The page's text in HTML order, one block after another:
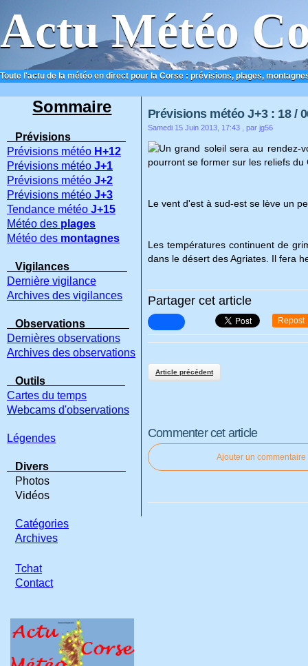
Actu Météo
Toute l'actu de la météo en direct pour la Corse : prévisions, plages,
ACCUEIL CONTACT
Prévisions météo J+3 : 18 /
Samedi 15 Juin 2013, 17:43 , par jg56
Un grand soleil sera au rendez-
pourront se former sur les reliefs du
Le vent d'est à sud-est se lève un
Les températures continuent de
dans le désert des Agriates. Il fera
Partager cet article
Repost
Article précédent
Commenter cet article
Ajouter un commentaire
Sommaire
Prévisions
Prévisions météo H+12
Prévisions météo J+1
Prévisions météo J+2
Prévisions météo J+3
Tendance météo J+15
Météo des plages
Météo des montagnes
Vigilances
Dernière vigilance
Archives des vigilances
Observations
Dernières observations
Archives des observations
Outils
Cartes du temps
Webcams d'observations
Légendes
Divers
Photos
Vidéos
Catégories
Archives
Tchat
Contact